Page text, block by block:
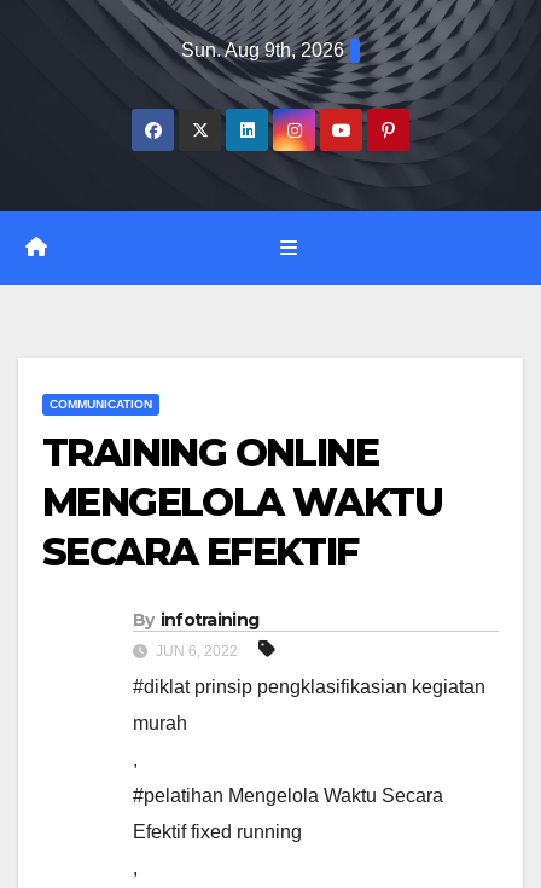
Sun. Aug 9th, 2026
COMMUNICATION
TRAINING ONLINE
MENGELOLA WAKTU
SECARA EFEKTIF
By infotraining
JUN 6, 2022
#diklat prinsip pengklasifikasian kegiatan
murah
,
#pelatihan Mengelola Waktu Secara
Efektif fixed running
,